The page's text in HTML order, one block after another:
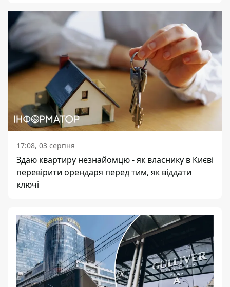
17:08, 03 серпня
Здаю квартиру незнайомцю - як власнику в Києві
перевірити орендаря перед тим, як віддати
ключі